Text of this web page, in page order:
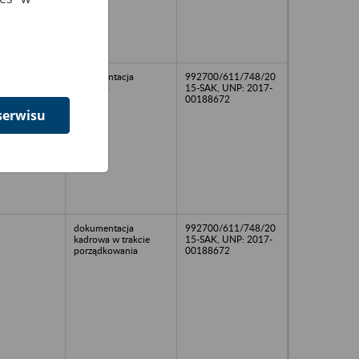
dokumentacja
992700/611/748/20
15-SAK, UNP: 2017-
00188672
dokumentacja
kadrowa w trakcie
porządkowania
992700/611/748/20
15-SAK, UNP: 2017-
00188672